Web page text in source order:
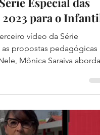
para o Infantil
vídeo da Série
propostas pedagógicas
Mônica Saraiva aborda